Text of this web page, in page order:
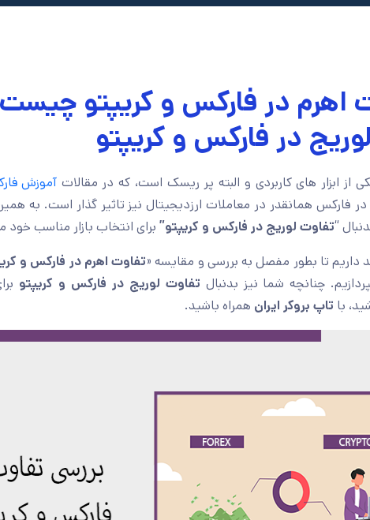
اهرم در فارکس و کریپتو
در فارکس و کریپتو
از ابزار های کاربردی و البته پر ریسک است، که در مقالاتآموزش
در فارکس همانقدر در معاملات ارزدیجیتال نیز تاثیر گذار است. به
تفاوت لوریج در فارکس و کریپتو” برای انتخاب بازار مناسب خود
داریم تا بطور مفصل به بررسی و مقایسه «تفاوت اهرم در فارکس و
چنانچه شما نیز بدنبال تفاوت لوریج در فارکس و کریپتو
با تاپ بروکر ایران همراه باشید.